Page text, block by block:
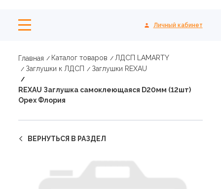
Личный кабинет
Главная Каталог товаров
ЛДСП LAMARTY
Заглушки к ЛДСП
Заглушки REXAU
REXAU Заглушка самоклеющаяся D20мм (12шт)
Орех Флория
ВЕРНУТЬСЯ В РАЗДЕЛ